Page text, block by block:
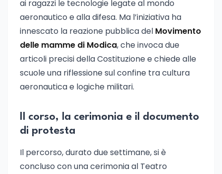
ai ragazzi le tecnologie legate al mondo
aeronautico e alla difesa. Ma l’iniziativa ha
innescato la reazione pubblica del Movimento
delle mamme di Modica, che invoca due
articoli precisi della Costituzione e chiede alle
scuole una riflessione sul confine tra cultura
aeronautica e logiche militari.
Il corso, la cerimonia e il documento
di protesta
Il percorso, durato due settimane, si è
concluso con una cerimonia al Teatro